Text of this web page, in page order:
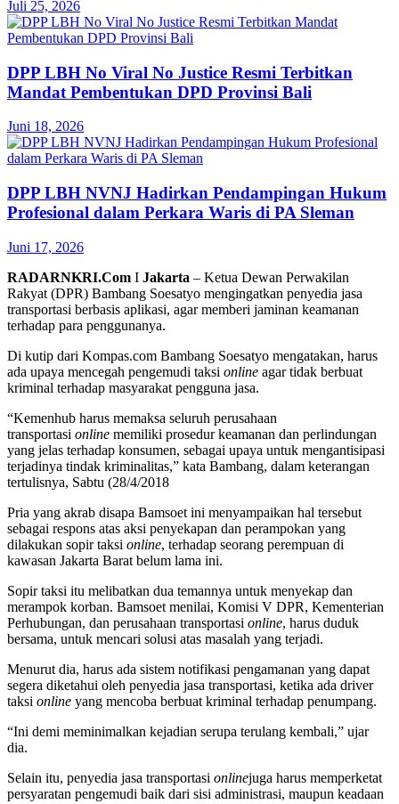
Juli 25, 2026
DPP LBH No Viral No Justice Resmi Terbitkan
Mandat Pembentukan DPD Provinsi Bali
Juni 18, 2026
DPP LBH NVNJ Hadirkan Pendampingan Hukum
Profesional dalam Perkara Waris di PA Sleman
Juni 17, 2026
RADARNKRI.Com I Jakarta – Ketua Dewan Perwakilan
Rakyat (DPR) Bambang Soesatyo mengingatkan penyedia jasa
transportasi berbasis aplikasi, agar memberi jaminan keamanan
terhadap para penggunanya.
Di kutip dari Kompas.com Bambang Soesatyo mengatakan, harus
ada upaya mencegah pengemudi taksi online agar tidak berbuat
kriminal terhadap masyarakat pengguna jasa.
“Kemenhub harus memaksa seluruh perusahaan
transportasi online memiliki prosedur keamanan dan perlindungan
yang jelas terhadap konsumen, sebagai upaya untuk mengantisipasi
terjadinya tindak kriminalitas,” kata Bambang, dalam keterangan
tertulisnya, Sabtu (28/4/2018
Pria yang akrab disapa Bamsoet ini menyampaikan hal tersebut
sebagai respons atas aksi penyekapan dan perampokan yang
dilakukan sopir taksi online, terhadap seorang perempuan di
kawasan Jakarta Barat belum lama ini.
Sopir taksi itu melibatkan dua temannya untuk menyekap dan
merampok korban. Bamsoet menilai, Komisi V DPR, Kementerian
Perhubungan, dan perusahaan transportasi online, harus duduk
bersama, untuk mencari solusi atas masalah yang terjadi.
Menurut dia, harus ada sistem notifikasi pengamanan yang dapat
segera diketahui oleh penyedia jasa transportasi, ketika ada driver
taksi online yang mencoba berbuat kriminal terhadap penumpang.
“Ini demi meminimalkan kejadian serupa terulang kembali,” ujar
dia.
Selain itu, penyedia jasa transportasi onlinejuga harus memperketat
persyaratan pengemudi baik dari sisi administrasi, maupun keadaan